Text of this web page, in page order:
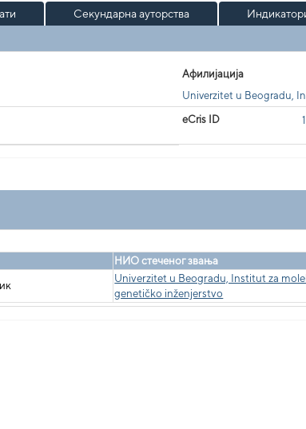
Секундарна ауторства
Афилијација
Univerzitet u Beogradu,
eCris ID
НИО стеченог звања
Univerzitet u Beogradu, Institut za
genetičko inženjerstvo